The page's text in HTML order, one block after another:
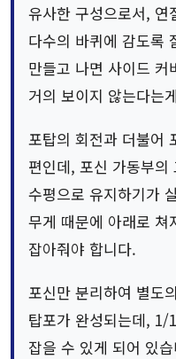
유사한 구성으로서, 연
다수의 바퀴에 감도록
만들고 나면 사이드 커
거의 보이지 않는다는
포탑의 회전과 더불어
편인데, 포신 가동부
수평으로 유지하기가
무게 때문에 아래로 쳐
잡아줘야 합니다.
포신만 분리하여 별도
탑포가 완성되는데, 1/
잡을 수 있게 되어 있